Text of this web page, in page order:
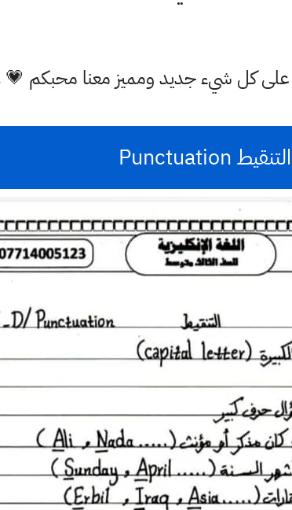
على كل شيء جديد ومميز معنا محبكم
التنقيط Punctuation